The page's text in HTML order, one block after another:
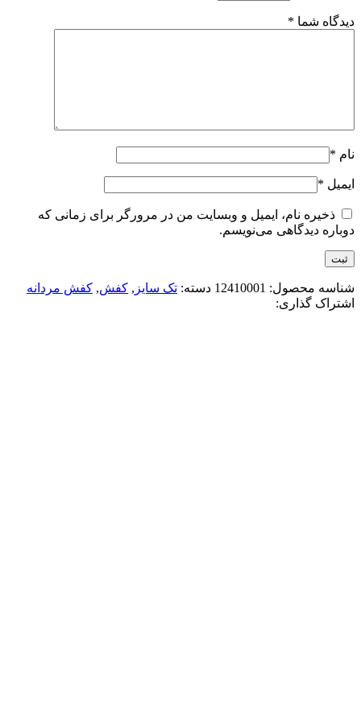
دیدگاه شما *
نام *
ایمیل *
ذخیره نام، ایمیل و وبسایت من در مرورگر برای زمانی که
دوباره دیدگاهی می‌نویسم.
شناسه محصول: 12410001 دسته: تک سایز , کفش, کفش مردانه
اشتراک گذاری: